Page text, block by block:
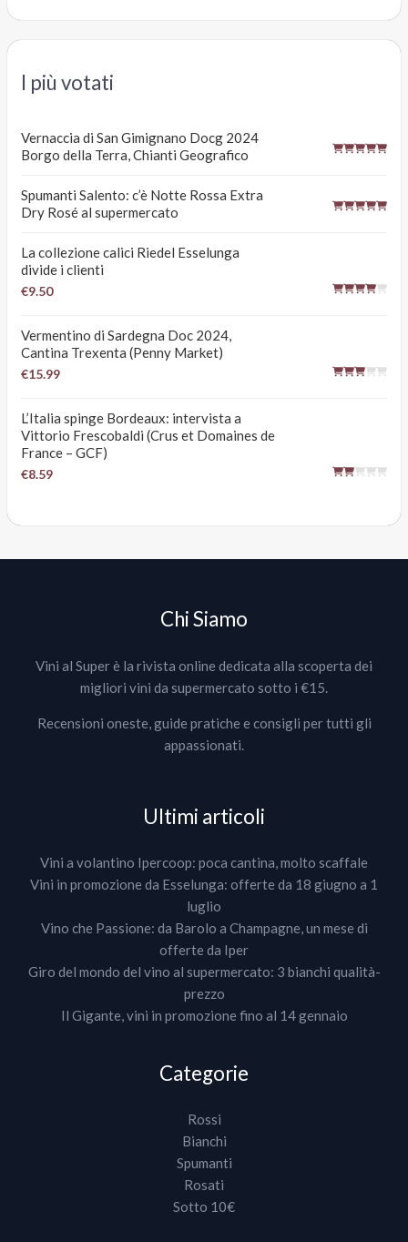
I più votati
Vernaccia di San Gimignano Docg 2024
Borgo della Terra, Chianti Geografico
Spumanti Salento: c’è Notte Rossa Extra
Dry Rosé al supermercato
La collezione calici Riedel Esselunga
divide i clienti
€9.50
Vermentino di Sardegna Doc 2024,
Cantina Trexenta (Penny Market)
€15.99
L’Italia spinge Bordeaux: intervista a
Vittorio Frescobaldi (Crus et Domaines de
France – GCF)
€8.59
Chi Siamo
Vini al Super è la rivista online dedicata alla scoperta dei
migliori vini da supermercato sotto i €15.
Recensioni oneste, guide pratiche e consigli per tutti gli
appassionati.
Ultimi articoli
Vini a volantino Ipercoop: poca cantina, molto scaffale
Vini in promozione da Esselunga: offerte da 18 giugno a 1
luglio
Vino che Passione: da Barolo a Champagne, un mese di
offerte da Iper
Giro del mondo del vino al supermercato: 3 bianchi qualità-
prezzo
Il Gigante, vini in promozione fino al 14 gennaio
Categorie
Rossi
Bianchi
Spumanti
Rosati
Sotto 10€